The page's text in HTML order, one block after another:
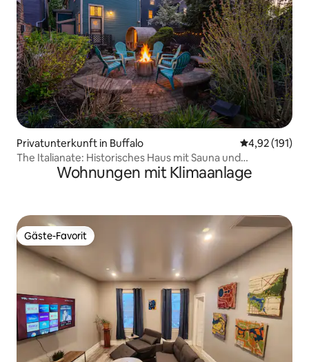
Privatunterkunft in Buffalo
4,92 (191)
The Italianate: Historisches Haus mit Sauna und
FeuerstelleWohnungen mit Klimaanlage
Gäste-Favorit
Gäste-Favorit